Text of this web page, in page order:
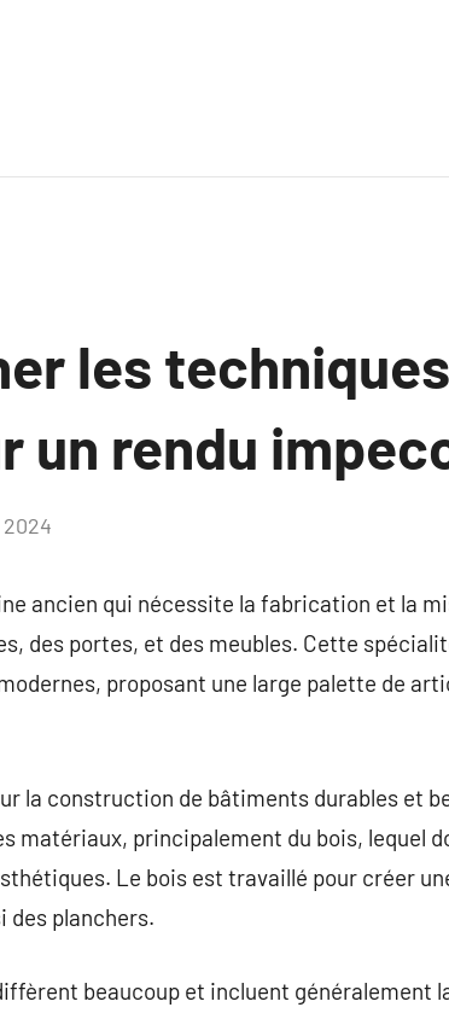
les
un rendu
ancien qui nécessite la fabrication et la
des portes, et des meubles. Cette
proposant une large palette de
la construction de bâtiments durables et
matériaux, principalement du bois, lequel
Le bois est travaillé pour créer
des planchers.
beaucoup et incluent généralement